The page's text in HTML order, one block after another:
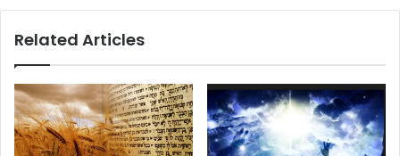
Related Articles